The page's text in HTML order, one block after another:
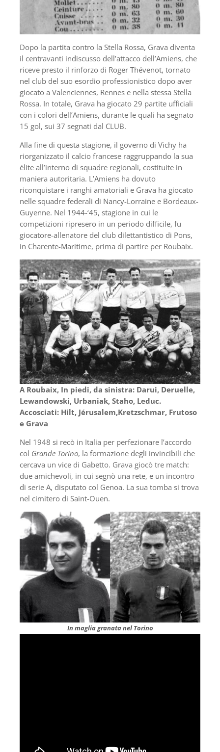
Dopo la partita contro la Stella Rossa, Grava diventa
il centravanti indiscusso dell’attacco dell’Amiens, che
riceve presto il rinforzo di Roger Thévenot, tornato
nel club del suo esordio professionistico dopo aver
giocato a Valenciennes, Rennes e nella stessa Stella
Rossa. In totale, Grava ha giocato 29 partite ufficiali
con i colori dell’Amiens, durante le quali ha segnato
15 gol, sui 37 segnati dal CLUB.
Alla fine di questa stagione, il governo di Vichy ha
riorganizzato il calcio francese raggruppando la sua
élite all’interno di squadre regionali, costituite in
maniera autoritaria. L’Amiens ha dovuto
riconquistare i ranghi amatoriali e Grava ha giocato
nelle squadre federali di Nancy-Lorraine e Bordeaux-
Guyenne. Nel 1944-‘45, stagione in cui le
competizioni ripresero in un periodo difficile, fu
giocatore-allenatore del club dilettantistico di Pons,
in Charente-Maritime, prima di partire per Roubaix.
A Roubaix, In piedi, da sinistra: Darui, Deruelle,
Lewandowski, Urbaniak, Staho, Leduc.
Accosciati: Hilt, Jérusalem,Kretzschmar, Frutoso
e Grava
Nel 1948 si recò in Italia per perfezionare l’accordo
col Grande Torino, la formazione degli invincibili che
cercava un vice di Gabetto. Grava giocò tre match:
due amichevoli, in cui segnò una rete, e un incontro
di serie A, disputato col Genoa. La sua tomba si trova
nel cimitero di Saint-Ouen.
In maglia granata nel Torino